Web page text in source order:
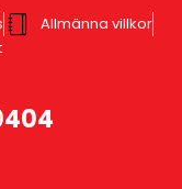
Allmänna villkor